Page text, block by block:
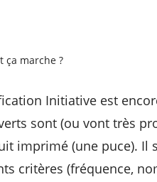
ça marche ?
Initiative est
sont (ou vont très
imprimé (une puce). Il
critères (fréquence,